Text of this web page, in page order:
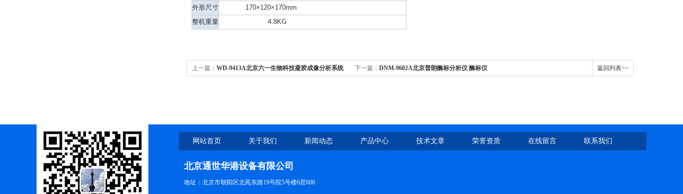
外形尺寸 170×120×170mm
整机重量 4.8KG
上一篇： WD-9413A北京六一生物科技凝胶成像分析系统 下一篇： DNM-9602A北京普朗酶标分析仪 酶标仪 返回列表>>
网站首页 关于我们 新闻动态 产品中心 技术文章 荣誉资质 在线留言 联系我们
北京通世华港设备有限公司
地址：北京市朝阳区北苑东路19号院5号楼6层606